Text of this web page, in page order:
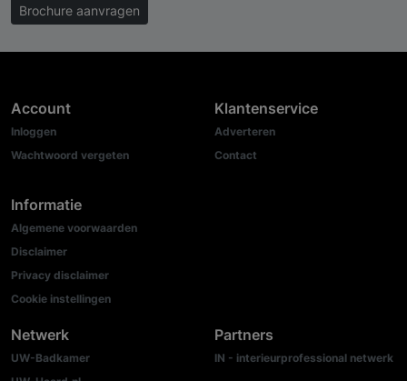
Brochure aanvragen
Account
Inloggen
Wachtwoord vergeten
Informatie
Algemene voorwaarden
Disclaimer
Privacy disclaimer
Cookie instellingen
Klantenservice
Adverteren
Contact
Netwerk
UW-Badkamer
Partners
IN - interieurprofessional netwerk